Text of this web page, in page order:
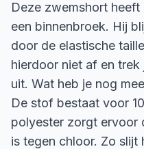
Deze zwemshort
een binnenbroek. Hij
door de elastische
hierdoor niet af en trek
uit. Wat heb je nog
De stof bestaat voor
polyester zorgt ervoor
is tegen chloor. Zo slijt